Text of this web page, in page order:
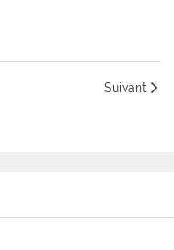
Suivant